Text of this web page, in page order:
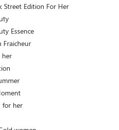
Street Edition For Her
Essence
Fraicheur
her
for her